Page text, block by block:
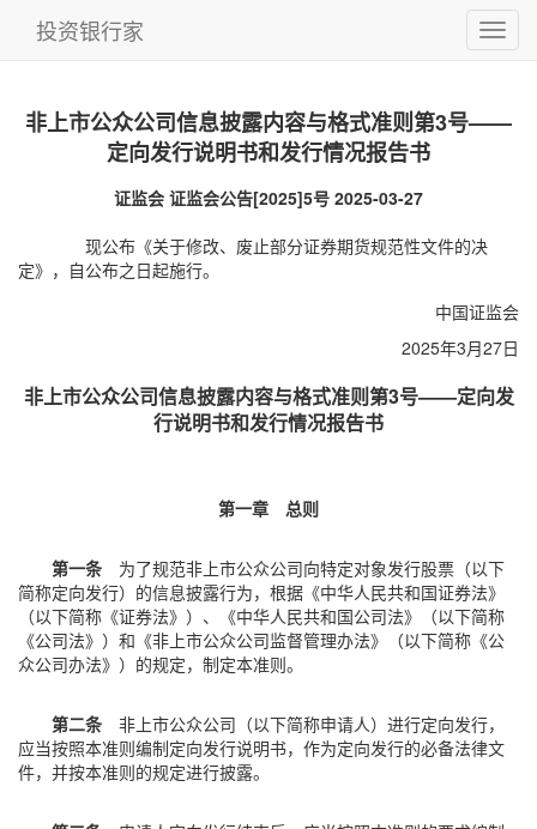
投资银行家
非上市公众公司信息披露内容与格式准则第3号——
定向发行说明书和发行情况报告书
证监会 证监会公告[2025]5号 2025-03-27
现公布《关于修改、废止部分证券期货规范性文件的决
定》，自公布之日起施行。
中国证监会
2025年3月27日
非上市公众公司信息披露内容与格式准则第3号——定向发
行说明书和发行情况报告书
第一章 总则
第一条 为了规范非上市公众公司向特定对象发行股票（以下
简称定向发行）的信息披露行为，根据《中华人民共和国证券法》
（以下简称《证券法》）、《中华人民共和国公司法》（以下简称
《公司法》）和《非上市公众公司监督管理办法》（以下简称《公
众公司办法》）的规定，制定本准则。
第二条 非上市公众公司（以下简称申请人）进行定向发行，
应当按照本准则编制定向发行说明书，作为定向发行的必备法律文
件，并按本准则的规定进行披露。